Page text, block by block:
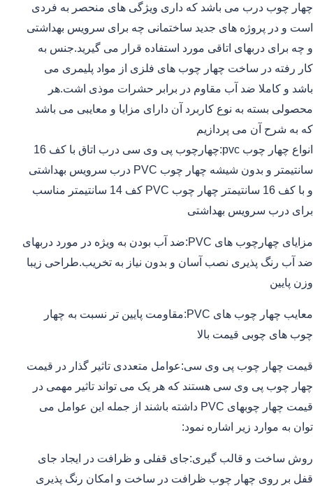
چهار چوب درب می باشد که داری ویژگی های منحصر به فردی
است و در پروژه های جدید ساختمانی چه برای سرویس بهداشتی
و چه برای دربهای اتاقی مورد استفاده قرار می گیرید.جنس به
کار رفته در ساخت چهار چوب های فلزی از مواد پلیمری می
باشد و کاملا ضد آب مقاوم در برابر حشرات موذی اشت.هر
محصولی بسته به نوع کاربرد آن دارای مزایا و معایبی می باشد
که به شرح آن می پردازیم
انواع چهار چوب pvc:چهارچوب پی وی سی درب اتاق با کف 16
سانتیمتر و بدون شیشه چهار چوب PVC درب سرویس بهداشتی
و با کف 16 سانتیمتر چهار چوب PVC کف 14 سانتیمتر مناسب
برای درب سرویس بهداشتی
مزایای چهارچوب های PVC:ضد آب بودن به ویژه در مورد دربهای
ضد آب رنگ پذیری نصب آسان و بدون نیاز به تخریب.طراحی زیبا
وزن پایین
معایب چهار چوب های PVC:مقاومت پایین تر نسبت به چهار
چوب های چوبی قیمت بالا
قیمت چهار چوب پی وی سی:عوامل متعددی تاثیر گذار در قیمت
چهار چوب پی وی سی هستند که هر یک می تواند تاثیر مهمی در
قیمت چهار چوبهای PVC داشته باشند از جمله این عوامل می
توان به موارد زیر اشاره نمود:
روش ساخت و قالب گیری:جای قفلی و ظرافت در ایجاد جای
قفل بر روی چهار چوب ظرافت در ساخت و امکان رنگ پذیری